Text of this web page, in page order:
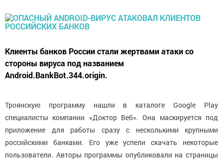
Клиенты банков России стали жертвами атаки со
стороны вируса под названием
Android.BankBot.344.origin.
Троянскую программу нашли в каталоге Google Play
специалисты компании «Доктор Веб». Она маскируется под
приложение для работы сразу с несколькими крупными
российскими банками. Его уже успели скачать некоторые
пользователи. Авторы программы опубликовали на страницы